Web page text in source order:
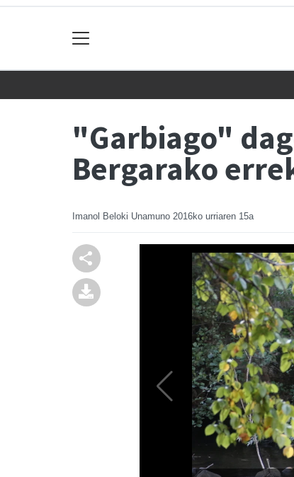
"Garbiago"
Bergarako
Imanol Beloki Unamuno 2016ko urriaren 15a